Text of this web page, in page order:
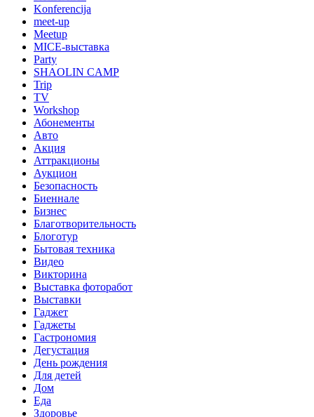
Konferencija
meet-up
Meetup
MICE-выставка
Party
SHAOLIN CAMP
Trip
TV
Workshop
Абонементы
Авто
Акция
Аттракционы
Аукцион
Безопасность
Биеннале
Бизнес
Благотворительность
Блоготур
Бытовая техника
Видео
Викторина
Выставка фоторабот
Выставки
Гаджет
Гаджеты
Гастрономия
Дегустация
День рождения
Для детей
Дом
Еда
Здоровье